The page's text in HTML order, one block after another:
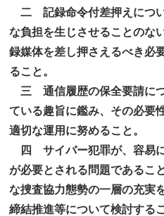
二 記録命令付差押えにつ
な負担を生じさせることのな
録媒体を差し押さえるべき必
ること。
三 通信履歴の保全要請につ
ている趣旨に鑑み、その必要
適切な運用に努めること。
四 サイバー犯罪が、容易
が必要とされる問題であるこ
な捜査協力態勢の一層の充実
締結推進等について検討するこ